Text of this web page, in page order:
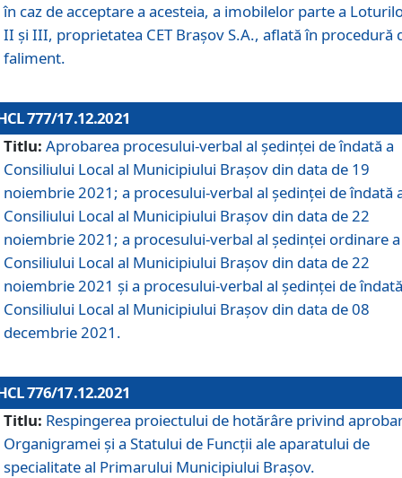
în caz de acceptare a acesteia, a imobilelor parte a
II și III, proprietatea CET Brașov S.A., aflată în procedură
faliment.
777/17.12.2021
Titlu: Aprobarea procesului-verbal al şedinţei de îndată a
Consiliului Local al Municipiului Braşov din data de 19
noiembrie 2021; a procesului-verbal al şedinţei de îndată
Consiliului Local al Municipiului Braşov din data de 22
noiembrie 2021; a procesului-verbal al şedinţei ordinare a
Consiliului Local al Municipiului Braşov din data de 22
noiembrie 2021 și a procesului-verbal al şedinţei de
Consiliului Local al Municipiului Braşov din data de 08
decembrie 2021.
776/17.12.2021
Titlu: Respingerea proiectului de hotărâre privind
Organigramei şi a Statului de Funcţii ale aparatului de
specialitate al Primarului Municipiului Braşov.